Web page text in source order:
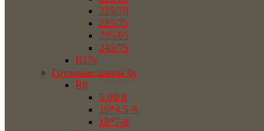
225/70
225/75
235/65
245/75
R17c
Грузовые шины бу
R8
5.00-8
15*4.5-8
18*7-8